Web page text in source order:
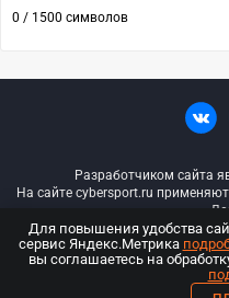
0 / 1500 символов
Разработчиком сайта
На сайте cybersport.ru
© ООО
Для повышения удобства
сервис Яндекс.Метрика
вы соглашаетесь на